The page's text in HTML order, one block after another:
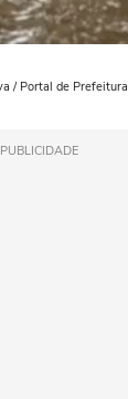
/ Portal de Prefeitura
PUBLICIDADE